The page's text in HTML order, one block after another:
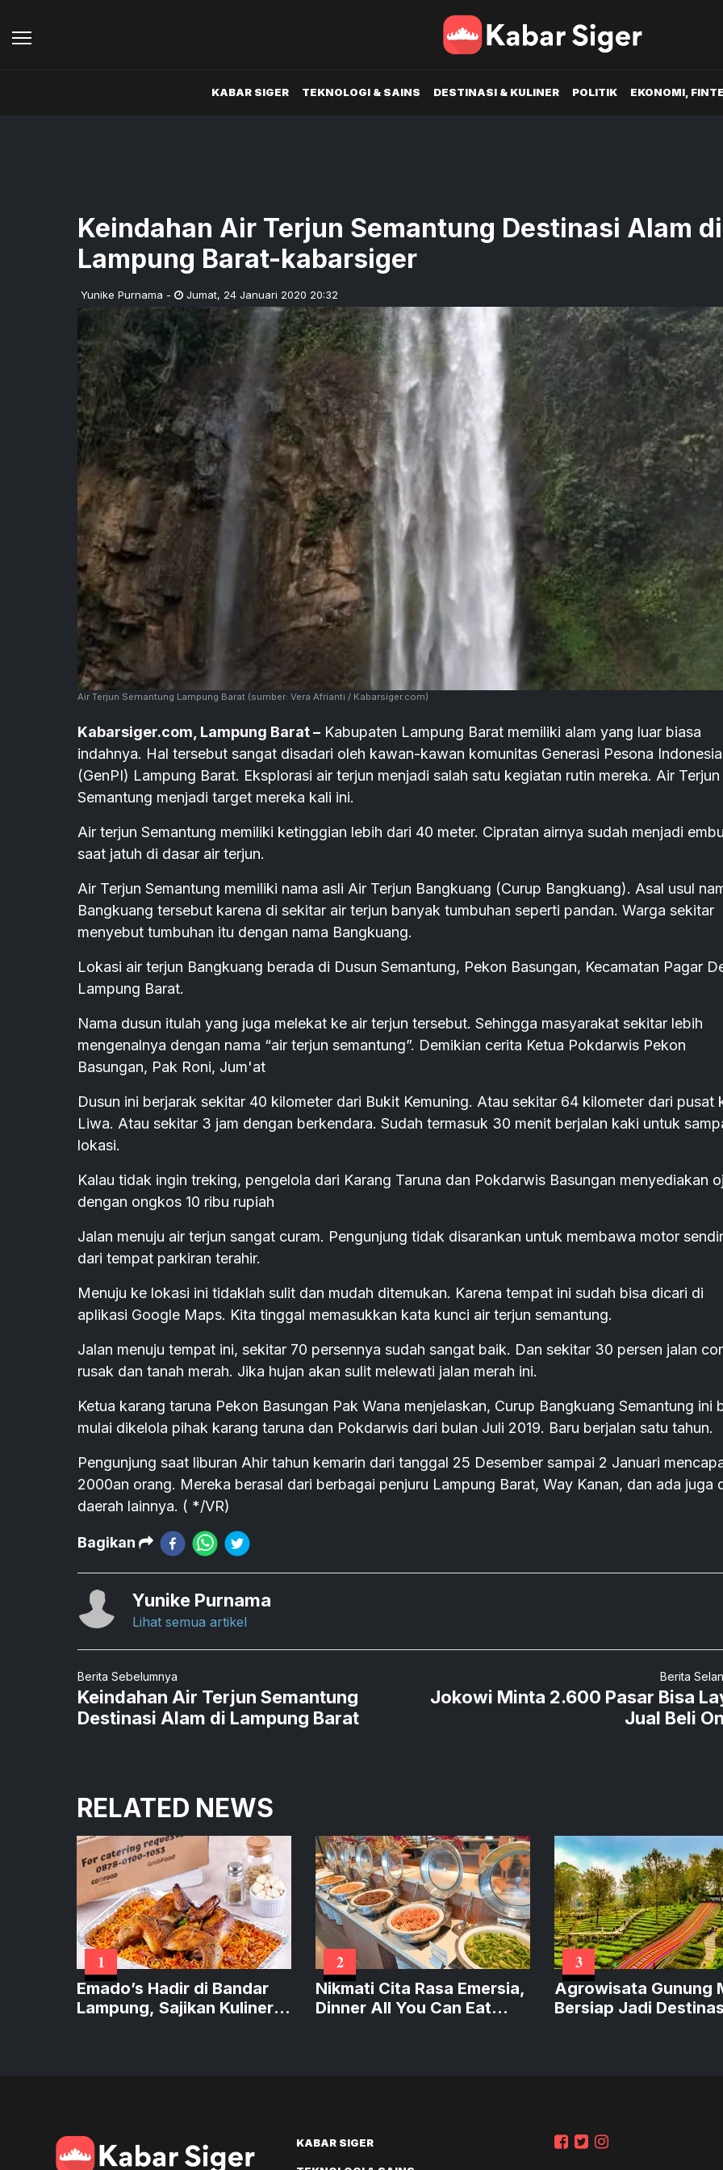
KABAR SIGER TEKNOLOGI & SAINS DESTINASI & KULINER POLITIK EKONOMI,
Keindahan Air Terjun Semantung Destinasi Alam di
Lampung Barat-kabarsiger
Yunike Purnama - Jumat, 24 Januari 2020 20:32
Air Terjun Semantung Lampung Barat (sumber: Vera Afrianti / Kabarsiger.com)
Kabarsiger.com, Lampung Barat – Kabupaten Lampung Barat memiliki alam yang luar biasa
indahnya. Hal tersebut sangat disadari oleh kawan-kawan komunitas Generasi Pesona Indonesia
(GenPI) Lampung Barat. Eksplorasi air terjun menjadi salah satu kegiatan rutin mereka. Air Terjun
Semantung menjadi target mereka kali ini.
Air terjun Semantung memiliki ketinggian lebih dari 40 meter. Cipratan airnya sudah menjadi
saat jatuh di dasar air terjun.
Air Terjun Semantung memiliki nama asli Air Terjun Bangkuang (Curup Bangkuang). Asal usul
Bangkuang tersebut karena di sekitar air terjun banyak tumbuhan seperti pandan. Warga sekitar
menyebut tumbuhan itu dengan nama Bangkuang.
Lokasi air terjun Bangkuang berada di Dusun Semantung, Pekon Basungan, Kecamatan Pagar
Lampung Barat.
Nama dusun itulah yang juga melekat ke air terjun tersebut. Sehingga masyarakat sekitar lebih
mengenalnya dengan nama “air terjun semantung”. Demikian cerita Ketua Pokdarwis Pekon
Basungan, Pak Roni, Jum'at
Dusun ini berjarak sekitar 40 kilometer dari Bukit Kemuning. Atau sekitar 64 kilometer dari pusat
Liwa. Atau sekitar 3 jam dengan berkendara. Sudah termasuk 30 menit berjalan kaki untuk
lokasi.
Kalau tidak ingin treking, pengelola dari Karang Taruna dan Pokdarwis Basungan menyediakan
dengan ongkos 10 ribu rupiah
Jalan menuju air terjun sangat curam. Pengunjung tidak disarankan untuk membawa motor
dari tempat parkiran terahir.
Menuju ke lokasi ini tidaklah sulit dan mudah ditemukan. Karena tempat ini sudah bisa dicari di
aplikasi Google Maps. Kita tinggal memasukkan kata kunci air terjun semantung.
Jalan menuju tempat ini, sekitar 70 persennya sudah sangat baik. Dan sekitar 30 persen jalan
rusak dan tanah merah. Jika hujan akan sulit melewati jalan merah ini.
Ketua karang taruna Pekon Basungan Pak Wana menjelaskan, Curup Bangkuang Semantung ini
mulai dikelola pihak karang taruna dan Pokdarwis dari bulan Juli 2019. Baru berjalan satu tahun.
Pengunjung saat liburan Ahir tahun kemarin dari tanggal 25 Desember sampai 2 Januari
2000an orang. Mereka berasal dari berbagai penjuru Lampung Barat, Way Kanan, dan ada juga
daerah lainnya. ( */VR)
Bagikan
Yunike Purnama
Lihat semua artikel
Berita Sebelumnya
Keindahan Air Terjun Semantung
Destinasi Alam di Lampung Barat
Berita
Jokowi Minta 2.600 Pasar Bisa
Jual Beli
RELATED NEWS
1
Emado’s Hadir di Bandar
Lampung, Sajikan Kuliner
2
Nikmati Cita Rasa Emersia,
Dinner All You Can Eat
3
Agrowisata Gunung
Bersiap Jadi
KABAR SIGER